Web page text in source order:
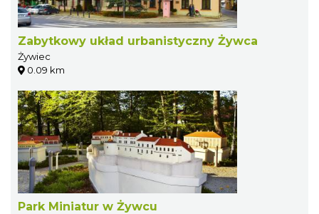
Zabytkowy układ urbanistyczny Żywca
Żywiec
0.09 km
Park Miniatur w Żywcu